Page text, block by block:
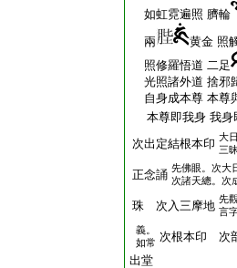
如虹霓遍照 臍輪
兩
黄金 照
照修羅悟道 二足
光照諸外道 捨邪
自身成本尊 本尊
本尊即我身 我身
次出定結根本印 大
三
正念誦 先佛眼。次大
次諸天總。次
珠 次入三摩地 先
言
義。
如常 次根本印 次
出堂